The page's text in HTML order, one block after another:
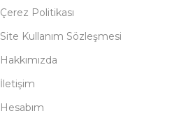
Çerez Politikası
Site Kullanım Sözleşmesi
Hakkımızda
İletişim
Hesabım